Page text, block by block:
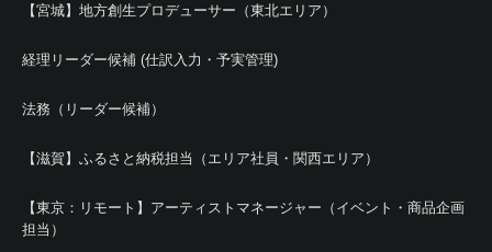
【宮城】地方創生プロデューサー（東北エリア）
経理リーダー候補 (仕訳入力・予実管理)
法務（リーダー候補）
【滋賀】ふるさと納税担当（エリア社員・関西エリア）
【東京：リモート】アーティストマネージャー（イベント・商品企画
担当）